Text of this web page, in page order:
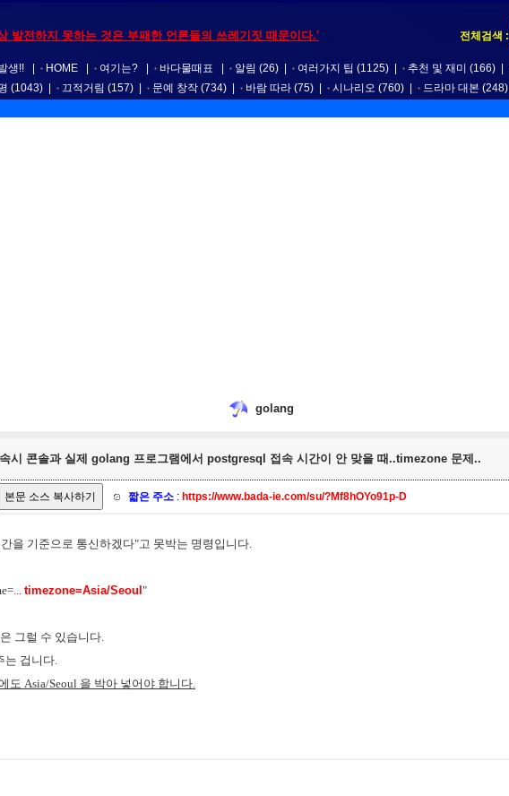
발전하지 못하는 것은 부패한 언론들의 쓰레기짓 때문이다.' 전체검색 :
생!! HOME 여기는? 바다물때표 알림 (26) 여러가지 팁 (1125) 추천 및 재미 (166)
(1043) 끄적거림 (157) 문예 창작 (734) 바람 따라 (75) 시나리오 (760) 드라마 대본 (248)
golang
시 콘솔과 실제 golang 프로그램에서 postgresql 접속 시간이 안 맞을 때..timezone 문제..
짧은 주소 : https://www.bada-ie.com/su/?Mf8hOYo91p-D
을 기준으로 통신하겠다"고 못박는 명령입니다.
timezone=Asia/Seoul "
그럴 수 있습니다.
는 겁니다.
도 Asia/Seoul 을 박아 넣어야 합니다.